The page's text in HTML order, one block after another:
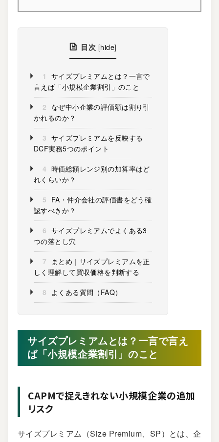
目次 [hide]
1
サイズプレミアムとは？一言で
言えば「小規模企業割引」のこと
2 なぜ中小企業の評価額は割り引
かれるのか？
3 サイズプレミアムを反映する
DCF実務5つのポイント
4 時価総額レンジ別の加算率はど
れくらいか？
5 FA・仲介会社の評価書をどう確
認すべきか？
6 サイズプレミアムでよくある3
つの落とし穴
7
まとめ｜サイズプレミアムを正
しく理解して買収価格を判断する
8 よくある質問（FAQ）
サイズプレミアムとは？一言で言え
ば「小規模企業割引」のこと
CAPMで捉えきれない小規模企業の追加
リスク
サイズプレミアム（Size Premium、SP）とは、企